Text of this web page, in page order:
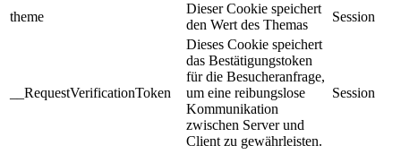
theme
Dieser Cookie speichert
den Wert des Themas
Session
__RequestVerificationToken
Dieses Cookie speichert
das Bestätigungstoken
für die Besucheranfrage,
um eine reibungslose
Kommunikation
zwischen Server und
Client zu gewährleisten.
Session